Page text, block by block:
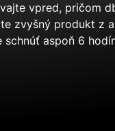
vpred, pričom
zvyšný produkt z
aspoň 6